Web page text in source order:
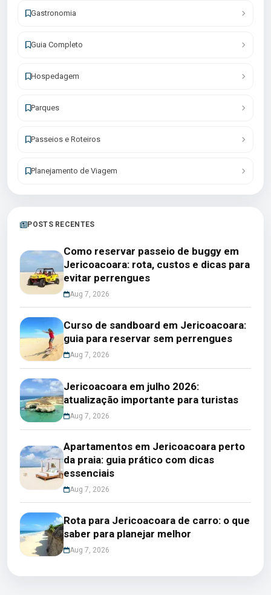
Gastronomia
Guia Completo
Hospedagem
Parques
Passeios e Roteiros
Planejamento de Viagem
POSTS RECENTES
Como reservar passeio de buggy em
Jericoacoara: rota, custos e dicas para
evitar perrengues
Aug 7, 2026
Curso de sandboard em Jericoacoara:
guia para reservar sem perrengues
Aug 7, 2026
Jericoacoara em julho 2026:
atualização importante para turistas
Aug 7, 2026
Apartamentos em Jericoacoara perto
da praia: guia prático com dicas
essenciais
Aug 7, 2026
Rota para Jericoacoara de carro: o que
saber para planejar melhor
Aug 7, 2026